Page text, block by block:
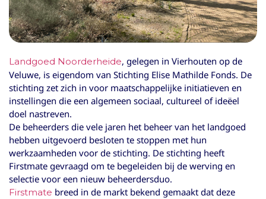
Landgoed Noorderheide, gelegen in Vierhouten op de
Veluwe, is eigendom van Stichting Elise Mathilde Fonds. De
stichting zet zich in voor maatschappelijke initiatieven en
instellingen die een algemeen sociaal, cultureel of ideëel
doel nastreven.
De beheerders die vele jaren het beheer van het landgoed
hebben uitgevoerd besloten te stoppen met hun
werkzaamheden voor de stichting. De stichting heeft
Firstmate gevraagd om te begeleiden bij de werving en
selectie voor een nieuw beheerdersduo.
Firstmate breed in de markt bekend gemaakt dat deze